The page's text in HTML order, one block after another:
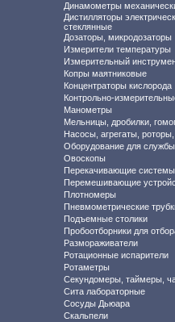
Динамометры
Дистилляторы
стеклянные
Дозаторы, микродозаторы
Измерители температуры
Измерительный
Копры маятниковые
Концентраторы кислорода
Контрольно-
Манометры
Мельницы, дробилки,
Насосы, агрегаты,
Оборудование для
Овоскопы
Перекачивающие системы
Перемешивающие
Плотномеры
Пневмометрические
Подъемные столики
Пробоотборники для
Размораживатели
Ротационные испарители
Ротаметры
Секундомеры, таймеры,
Сита лабораторные
Сосуды Дьюара
Скальпели